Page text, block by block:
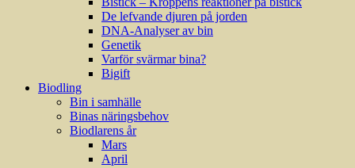
De lefvande djuren på jorden
DNA-Analyser av bin
Genetik
Varför svärmar bina?
Bigift
Biodling
Bin i samhälle
Binas näringsbehov
Biodlarens år
Mars
April